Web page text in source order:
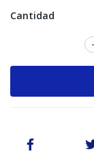
Cantidad
-